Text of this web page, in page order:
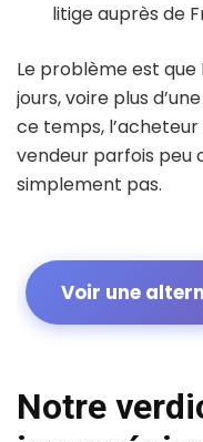
litige auprès de
Le problème est
jours, voire plus
ce temps,
vendeur parfois peu
simplement pas.
Voir une
Notre